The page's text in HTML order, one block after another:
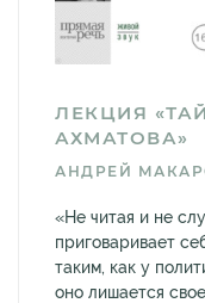
ЛЕКЦИЯ
АХМАТОВА»
АНДРЕЙ
«Не читая и не
приговаривает
таким, как у
оно лишается